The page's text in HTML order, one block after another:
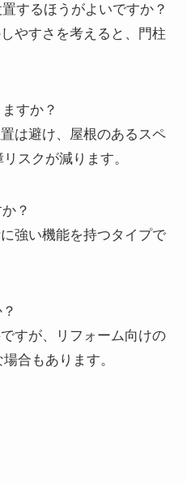
するほうがよいですか？
やすさを考えると、門柱
すか？
は避け、屋根のあるスペ
スクが減ります。
？
強い機能を持つタイプで
すが、リフォーム向けの
合もあります。